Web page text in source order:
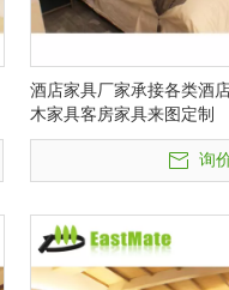
酒店家具厂家承接各类酒
木家具客房家具来图定制
询